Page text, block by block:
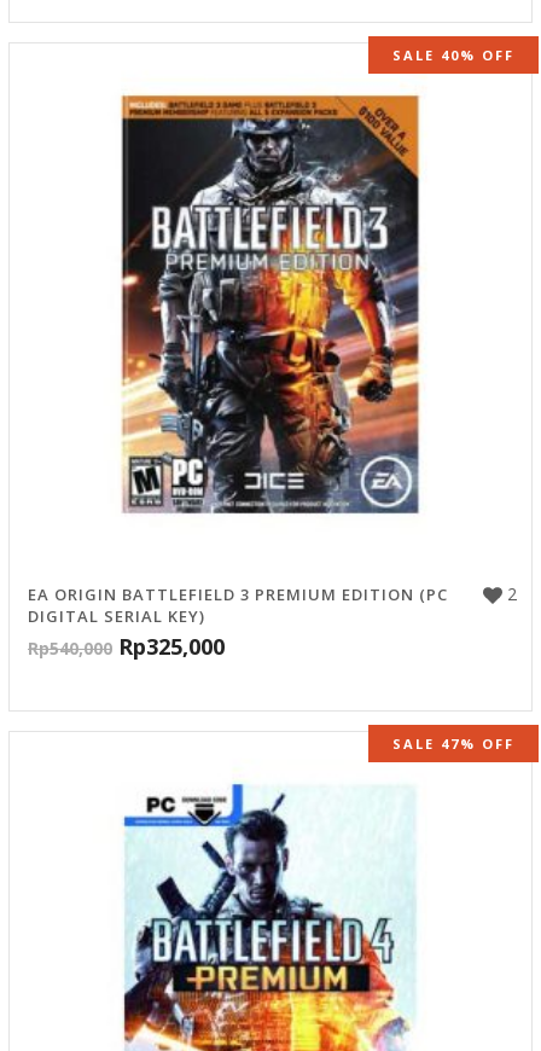
SALE 40% OFF
2
EA ORIGIN BATTLEFIELD 3 PREMIUM EDITION (PC
DIGITAL SERIAL KEY)
Rp540,000 Rp325,000
SALE 47% OFF